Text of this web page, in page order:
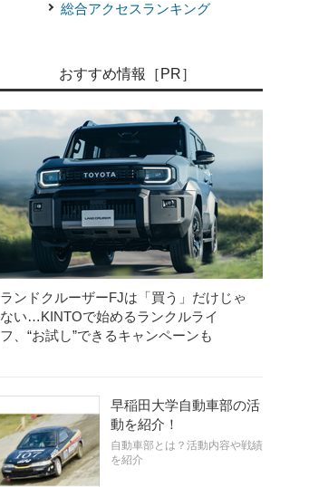
総合アクセスランキング
おすすめ情報［PR］
ランドクルーザーFJは「買う」だけじゃ
ない…KINTOで始めるランクルライ
フ、“お試し”できるキャンペーンも
早稲田大学自動車部の活
動を紹介！
自動車部とは？活動内容や戦績
を紹介